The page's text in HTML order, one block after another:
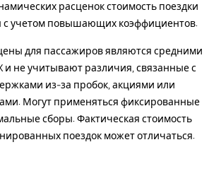
расценок стоимость поездки
с учетом повышающих коэффициентов.
для пассажиров являются средними
и не учитывают различия, связанные с
из-за пробок, акциями или
Могут применяться фиксированные
сборы. Фактическая стоимость
поездок может отличаться.